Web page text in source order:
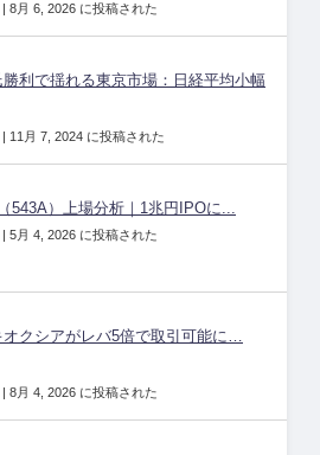
| 8月 6, 2026 に投稿された
勝利で揺れる東京市場：日経平均小幅
| 11月 7, 2024 に投稿された
543A）上場分析｜1兆円IPOに...
| 5月 4, 2026 に投稿された
オクシアがレバ5倍で取引可能に…
| 8月 4, 2026 に投稿された